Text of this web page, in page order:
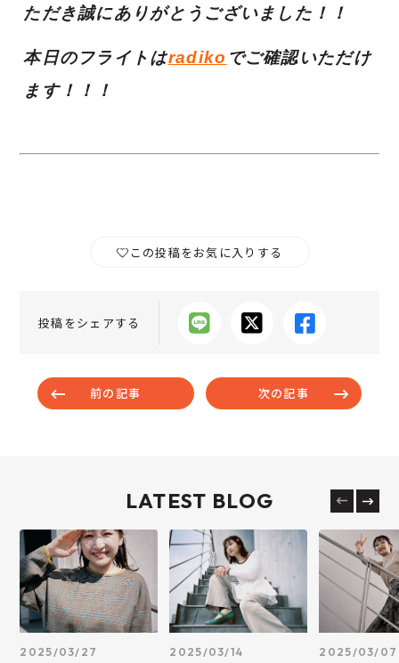
ただき誠にありがとうございました！！
本日のフライトはradiko でご確認いただけ
ます！！！
この投稿をお気に入りする
投稿をシェアする
前の記事 次の記事
LATEST BLOG
2025/03/27 2025/03/14 2025/03/07